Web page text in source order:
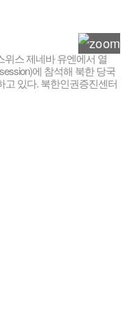
위스 제네바 유엔에서 열
에 참석해 북한 당국
고 있다. 북한인권증진센터